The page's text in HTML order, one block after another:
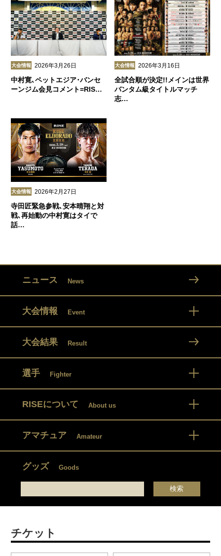
大会情報 2026年3月26日
中村寛､ペットエジア･バンセ
ーンジム会見コメント=RIS…
大会情報 2026年3月16日
全試合順が決定!!メインは世界
バンタム級タイトルマッチ
志…
大会情報 2026年2月27日
寺田匠緊急参戦､安本晴翔と対
戦､再始動の中村寛はタイで
話…
ニュース News
大会情報 Event
大会結果 Result
選手 Fighter
RISEについて About us
アマチュア Amateur
グッズ Goods
チケット